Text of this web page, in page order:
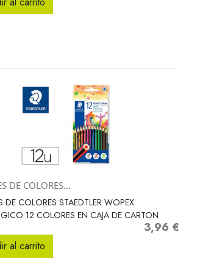
 Vista rápida
DE COLORES...
DE COLORES STAEDTLER WOPEX
12 COLORES EN CAJA DE CARTON
Precio
3,96 €
al carrito